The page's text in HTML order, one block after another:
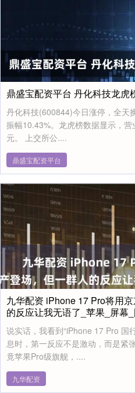
鼎盛宝配资平台 丹化科技龙虎
丹化科技(600844)今日涨停，全天
振幅10.43%。龙虎榜数据显示，
元。 上交所公....
鼎盛宝配资平台
九华配资 iPhone 17 Pro将用
的反应让我无语了_苹果_屏幕
说实话，我看到“iPhone 17 Pro 国
息时，第一反应不是激动，而是
竟苹果Pro级旗舰，....
九华配资